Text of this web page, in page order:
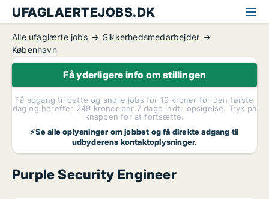
UFAGLAERTEJOBS.DK
Alle ufaglærte jobs
Sikkerhedsmedarbejder
København
Få yderligere info om stillingen
Få adgang til dette og andre jobs for 19 kroner for den første
dag og herefter 249 kroner per 7 dage indtil opsigelse. Tryk på
knappen for at fortsætte.
⚡Se alle oplysninger om jobbet og få direkte adgang til
udbyderens kontaktoplysninger.
Purple Security Engineer